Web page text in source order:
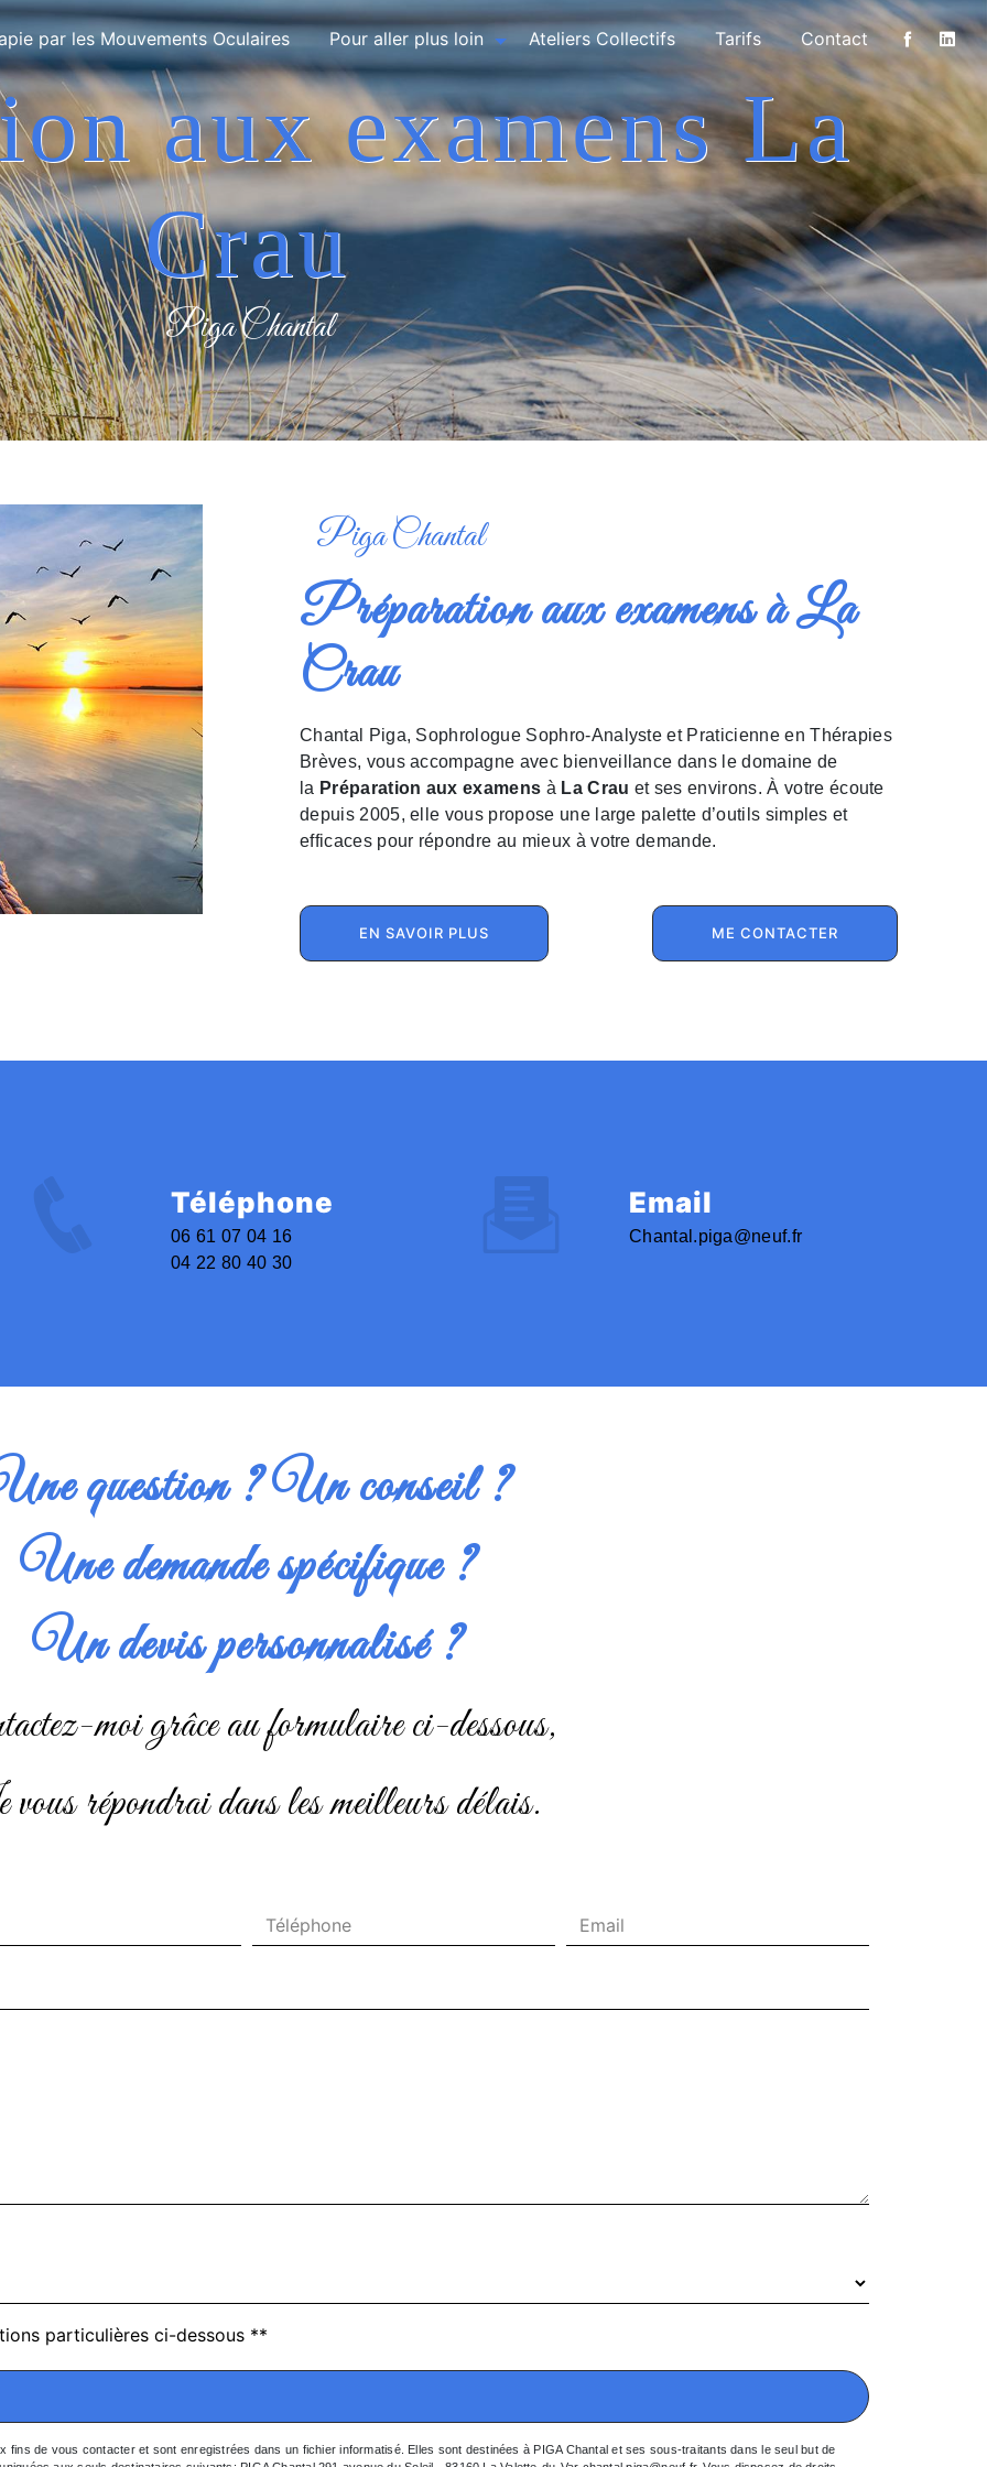
par les Mouvements Oculaires Pour aller plus loin Ateliers Collectifs Tarifs Contact
Crau
Piga Chantal
Piga Chantal
Préparation aux examens à La
Crau
Chantal Piga, Sophrologue Sophro-Analyste et Praticienne en Thérapies
Brèves, vous accompagne avec bienveillance dans le domaine de
la Préparation aux examens à La Crau et ses environs. À votre écoute
depuis 2005, elle vous propose une large palette d’outils simples et
efficaces pour répondre au mieux à votre demande.
EN SAVOIR PLUS ME CONTACTER
Téléphone
06 61 07 04 16
04 22 80 40 30
Email
chantal.piga@neuf.fr
Une question ? Un conseil ?
Une demande spécifique ?
Un devis personnalisé ?
moi grâce au formulaire ci-dessous,
je vous répondrai dans les meilleurs délais.
particulières ci-dessous **
de vous contacter et sont enregistrées dans un fichier informatisé. Elles sont destinées à PIGA Chantal et ses sous-traitants dans le seul but de